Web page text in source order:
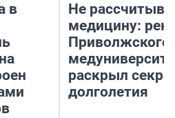
в
Не
медицину:
Приволжского
раскрыл
долголетия